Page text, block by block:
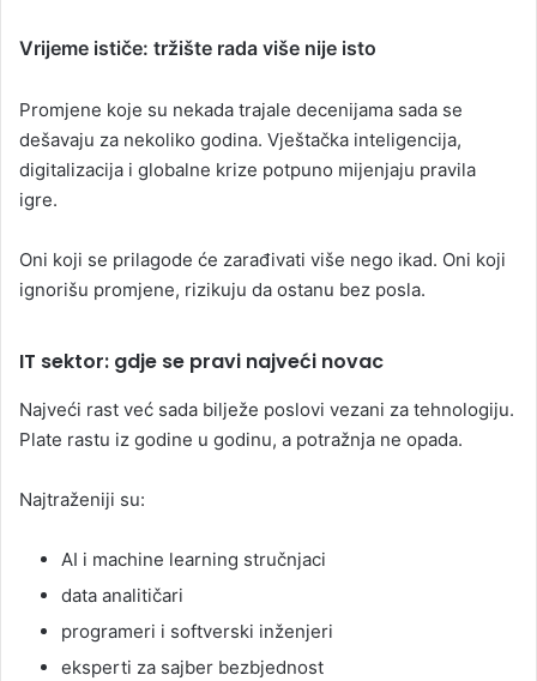
Vrijeme ističe: tržište rada više nije isto
Promjene koje su nekada trajale decenijama sada se
dešavaju za nekoliko godina. Vještačka inteligencija,
digitalizacija i globalne krize potpuno mijenjaju pravila
igre.
Oni koji se prilagode će zarađivati više nego ikad. Oni koji
ignorišu promjene, rizikuju da ostanu bez posla.
IT sektor: gdje se pravi najveći novac
Najveći rast već sada bilježe poslovi vezani za tehnologiju.
Plate rastu iz godine u godinu, a potražnja ne opada.
Najtraženiji su:
AI i machine learning stručnjaci
data analitičari
programeri i softverski inženjeri
eksperti za sajber bezbjednost